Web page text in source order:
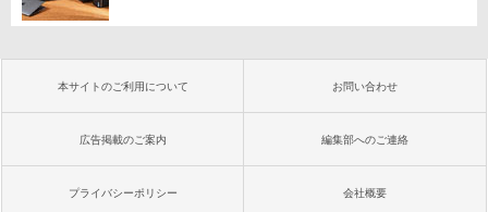
本サイトのご利用について お問い合わせ
広告掲載のご案内 編集部へのご連絡
プライバシーポリシー 会社概要